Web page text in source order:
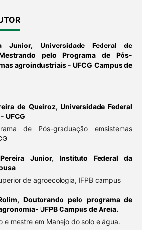
Junior, Universidade Federal de
pelo Programa de Pós-
agroindustriais - UFCG Campus de
de Queiroz, Universidade Federal
UFCG
de Pós-graduação emsistemas
Pereira Junior,Instituto Federal da
de agroecologia, IFPB campus
Doutorando pelo programa de
UFPB Campus de Areia.
e mestre em Manejo do solo e água.